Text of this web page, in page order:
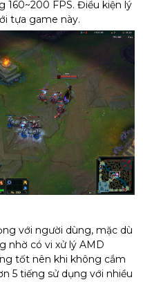
160~200 FPS. Điều kiện lý
tựa game này.
với người dùng, mặc dù
nhờ có vi xử lý AMD
tốt nên khi không cắm
5 tiếng sử dụng với nhiều